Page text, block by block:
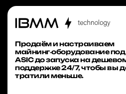
Продаём и настраиваем
майнинг‑оборудование
ASIC до запуска на
поддержке 24/7, чтобы вы
тратили меньше.